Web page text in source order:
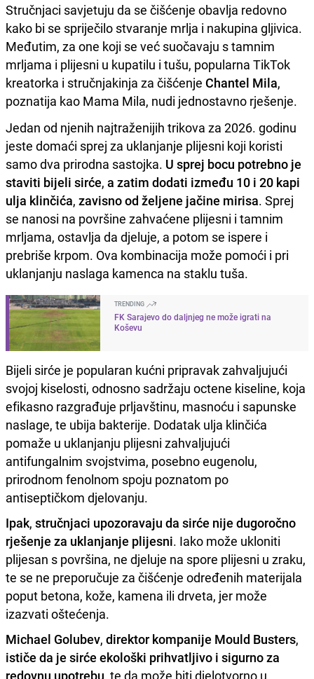
Stručnjaci savjetuju da se čišćenje obavlja redovno
kako bi se spriječilo stvaranje mrlja i nakupina gljivica.
Međutim, za one koji se već suočavaju s tamnim
mrljama i plijesni u kupatilu i tušu, popularna TikTok
kreatorka i stručnjakinja za čišćenje Chantel Mila,
poznatija kao Mama Mila, nudi jednostavno rješenje.
Jedan od njenih najtraženijih trikova za 2026. godinu
jeste domaći sprej za uklanjanje plijesni koji koristi
samo dva prirodna sastojka. U sprej bocu potrebno je
staviti bijeli sirće, a zatim dodati između 10 i 20 kapi
ulja klinčića, zavisno od željene jačine mirisa. Sprej
se nanosi na površine zahvaćene plijesni i tamnim
mrljama, ostavlja da djeluje, a potom se ispere i
prebriše krpom. Ova kombinacija može pomoći i pri
uklanjanju naslaga kamenca na staklu tuša.
TRENDING
FK Sarajevo do daljnjeg ne može igrati na
Koševu
Bijeli sirće je popularan kućni pripravak zahvaljujući
svojoj kiselosti, odnosno sadržaju octene kiseline, koja
efikasno razgrađuje prljavštinu, masnoću i sapunske
naslage, te ubija bakterije. Dodatak ulja klinčića
pomaže u uklanjanju plijesni zahvaljujući
antifungalnim svojstvima, posebno eugenolu,
prirodnom fenolnom spoju poznatom po
antiseptičkom djelovanju.
Ipak, stručnjaci upozoravaju da sirće nije dugoročno
rješenje za uklanjanje plijesni. Iako može ukloniti
plijesan s površina, ne djeluje na spore plijesni u zraku,
te se ne preporučuje za čišćenje određenih materijala
poput betona, kože, kamena ili drveta, jer može
izazvati oštećenja.
Michael Golubev, direktor kompanije Mould Busters,
ističe da je sirće ekološki prihvatljivo i sigurno za
redovnu upotrebu, te da može biti djelotvorno u